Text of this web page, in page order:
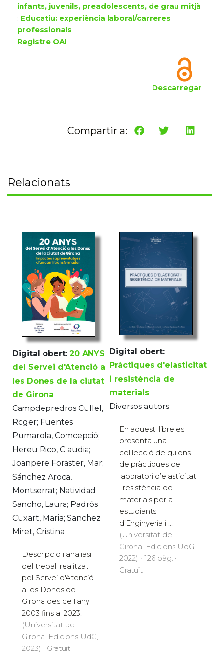
infants, juvenils, preadolescents, de grau mitjà
: Educatiu: experiència laboral/carreres
professionals
Registre OAI
Descarregar
Compartir a:
Relacionats
Digital obert: 20 ANYS
del Servei d'Atenció a
les Dones de la ciutat
de Girona
Campdepredros Cullel,
Roger; Fuentes
Pumarola, Comcepció;
Hereu Rico, Claudia;
Joanpere Foraster, Mar;
Sánchez Aroca,
Montserrat; Natividad
Sancho, Laura; Padrós
Cuxart, Maria; Sanchez
Miret, Cristina
Descripció i anàliasi
del treball realitzat
pel Servei d'Atenció
a les Dones de
Girona des de l'any
2003 fins al 2023.
(Universitat de
Girona. Edicions UdG,
2023) · Gratuït
Digital obert:
Pràctiques d'elasticitat
i resistència de
materials
Diversos autors
En aquest llibre es
presenta una
col·lecció de guions
de pràctiques de
laboratori d’elasticitat
i resistència de
materials per a
estudiants
d’Enginyeria i ...
(Universitat de
Girona. Edicions UdG,
2022) · 126 pàg. ·
Gratuït